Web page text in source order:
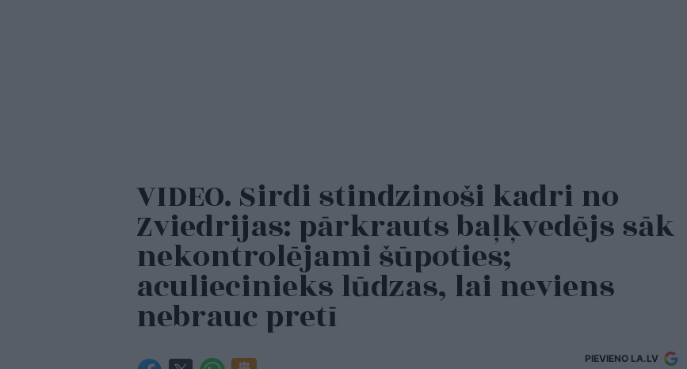
VIDEO. Sirdi stindzinoši kadri no
Zviedrijas: pārkrauts baļķvedējs sāk
nekontrolējami šūpoties;
aculiecinieks lūdzas, lai neviens
nebrauc pretī
PIEVIENO LA.LV